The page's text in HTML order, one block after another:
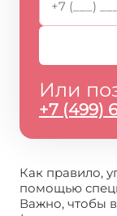
Или
+7 (499)
Как правило,
помощью
Важно, чтобы